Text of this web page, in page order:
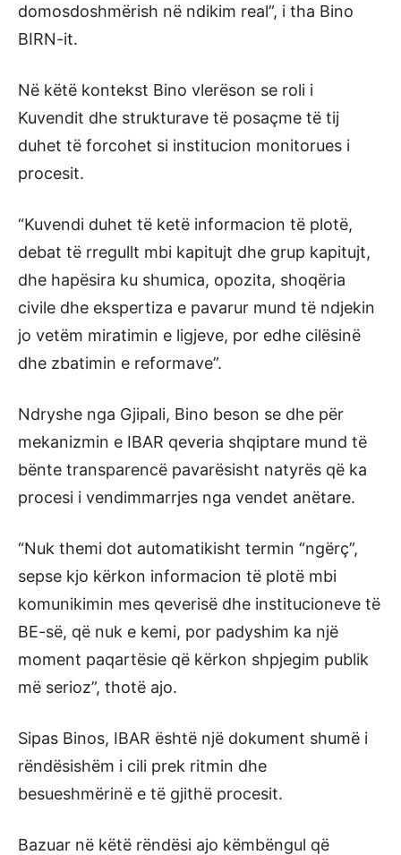
domosdoshmërish në ndikim real”, i tha Bino
BIRN-it.
Në këtë kontekst Bino vlerëson se roli i
Kuvendit dhe strukturave të posaçme të tij
duhet të forcohet si institucion monitorues i
procesit.
“Kuvendi duhet të ketë informacion të plotë,
debat të rregullt mbi kapitujt dhe grup kapitujt,
dhe hapësira ku shumica, opozita, shoqëria
civile dhe ekspertiza e pavarur mund të ndjekin
jo vetëm miratimin e ligjeve, por edhe cilësinë
dhe zbatimin e reformave”.
Ndryshe nga Gjipali, Bino beson se dhe për
mekanizmin e IBAR qeveria shqiptare mund të
bënte transparencë pavarësisht natyrës që ka
procesi i vendimmarrjes nga vendet anëtare.
“Nuk themi dot automatikisht termin “ngërç”,
sepse kjo kërkon informacion të plotë mbi
komunikimin mes qeverisë dhe institucioneve të
BE-së, që nuk e kemi, por padyshim ka një
moment paqartësie që kërkon shpjegim publik
më serioz”, thotë ajo.
Sipas Binos, IBAR është një dokument shumë i
rëndësishëm i cili prek ritmin dhe
besueshmërinë e të gjithë procesit.
Bazuar në këtë rëndësi ajo këmbëngul që